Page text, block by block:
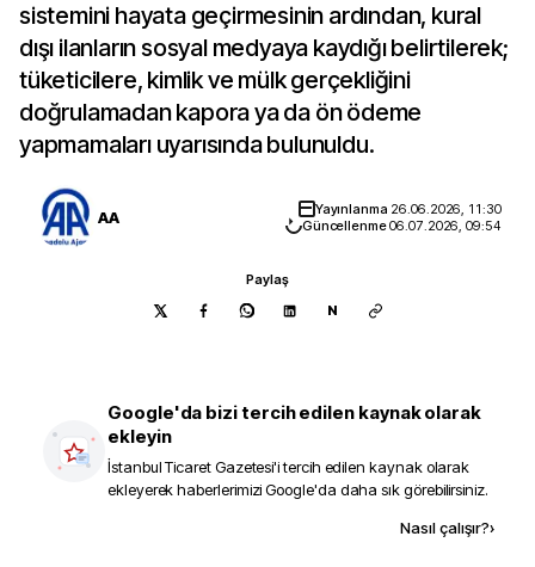
sistemini hayata geçirmesinin ardından, kural
dışı ilanların sosyal medyaya kaydığı belirtilerek;
tüketicilere, kimlik ve mülk gerçekliğini
doğrulamadan kapora ya da ön ödeme
yapmamaları uyarısında bulunuldu.
AA Yayınlanma 26.06.2026, 11:30
Güncellenme06.07.2026, 09:54
Paylaş
N
Google'da bizi tercih edilen kaynak olarak
ekleyin
İstanbul Ticaret Gazetesi'i tercih edilen kaynak olarak
ekleyerek haberlerimizi Google'da daha sık görebilirsiniz.
Nasıl çalışır?›